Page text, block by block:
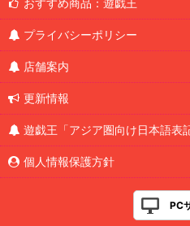
おすすめ商品：遊戯王
プライバシーポリシー
店舗案内
更新情報
遊戯王「アジア圏向け日本語表
個人情報保護方針
PC